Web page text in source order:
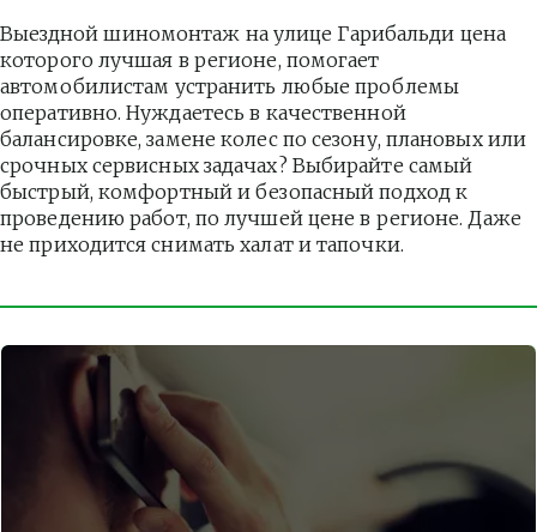
Выездной шиномонтаж на улице Гарибальди цена
которого лучшая в регионе, помогает
автомобилистам устранить любые проблемы
оперативно. Нуждаетесь в качественной
балансировке, замене колес по сезону, плановых или
срочных сервисных задачах? Выбирайте самый
быстрый, комфортный и безопасный подход к
проведению работ, по лучшей цене в регионе. Даже
не приходится снимать халат и тапочки.